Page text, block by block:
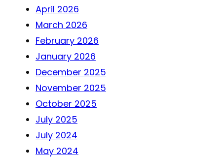
April 2026
March 2026
February 2026
January 2026
December 2025
November 2025
October 2025
July 2025
July 2024
May 2024